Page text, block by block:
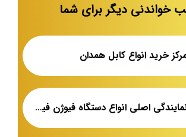
خواندنی دیگر برای شما
خرید انواع کابل همدان
نمایندگی اصلی انواع دستگاه فیوژن فیبر نوری